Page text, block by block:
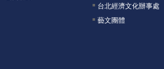
台北經濟文化辦事處
藝文團體